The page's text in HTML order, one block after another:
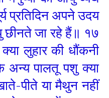
प्रतिदिन अपने उदय
जा रहे हैं॥ १७
लुहार की धौंकनी
अन्य पालतू पशु क्या
पीते या मैथुन नहीं